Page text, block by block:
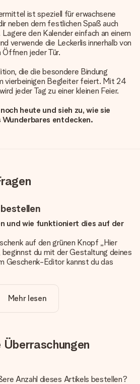
ist speziell für erwachsene
neben dem festlichen Spaß auch
den Kalender einfach an einem
verwende die Leckerlis innerhalb von
Öffnen jeder Tür.
die die besondere Bindung
vierbeinigen Begleiter feiert. Mit 24
jeder Tag zu einer kleinen Feier.
heute und sieh zu, wie sie
entdecken.
und wie funktioniert dies auf der
auf den grünen Knopf „Hier
beginnst du mit der Gestaltung deines
Geschenk-Editor kannst du das
Designs, um deinem
zu verleihen.
bleibt es übersichtlich!
Qualität?
dass du mit deinem Geschenk
ist es wichtig, qualitativ
Mehr lesen
Anzahl dieses Artikels bestellen?